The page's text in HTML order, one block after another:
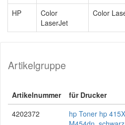
HP
Color
LaserJet
Color
Artikelgruppe
Artikelnummer für Drucker
4202372
hp Toner hp